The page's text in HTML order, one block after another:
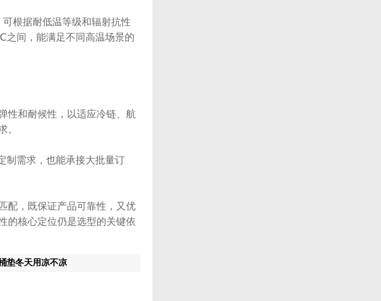
根据耐低温等级和辐射抗性
之间，能满足不同高温场景的
和耐候性，以适应冷链、航
。
需求，也能承接大批量订
，既保证产品可靠性，又优
的核心定位仍是选型的关键依
垫冬天用凉不凉